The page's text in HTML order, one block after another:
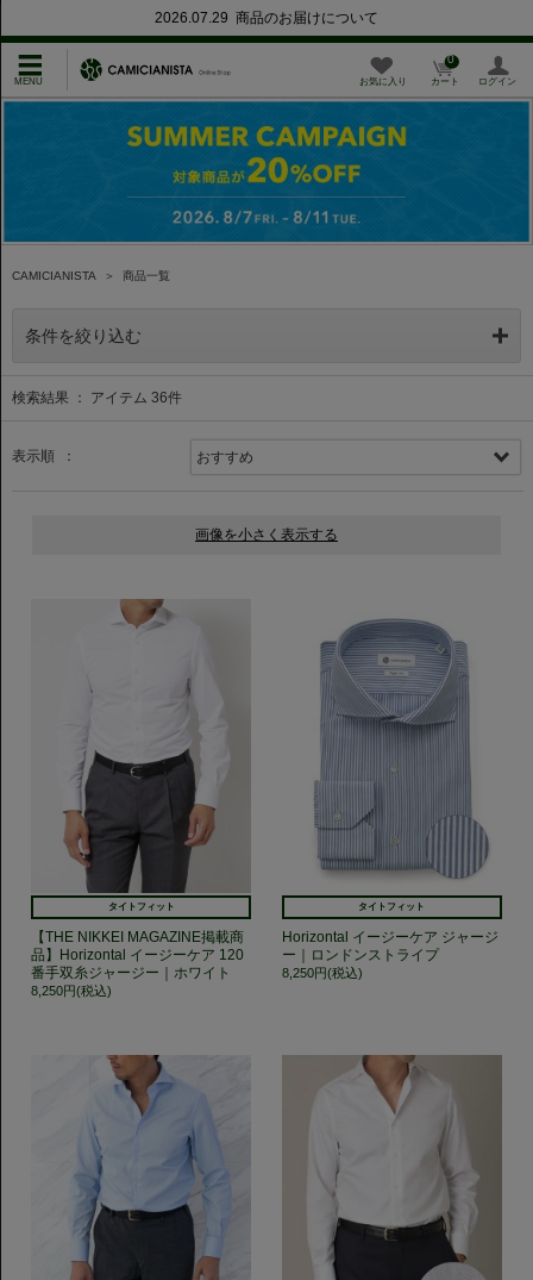
2026.07.29 商品のお届けについて
お気に入り カート
0
ログイン
CAMICIANISTA ＞ 商品一覧
条件を絞り込む
検索結果 ： アイテム 36件
表示順 ：
タイトフィット
【THE NIKKEI MAGAZINE掲載商
品】Horizontal イージーケア 120
番手双糸ジャージー｜ホワイト
8,250円(税込)
タイトフィット
Horizontal イージーケア ジャージ
ー｜ロンドンストライプ
8,250円(税込)